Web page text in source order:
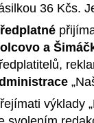
36 Kčs.
a
výklady